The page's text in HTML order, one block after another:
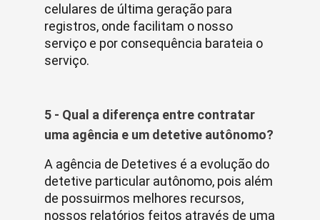
celulares de última geração para
registros, onde facilitam o nosso
serviço e por consequência barateia o
serviço.
5 - Qual a diferença entre contratar
uma agência e um detetive autônomo?
A agência de Detetives é a evolução do
detetive particular autônomo, pois além
de possuirmos melhores recursos,
nossos relatórios feitos através de uma